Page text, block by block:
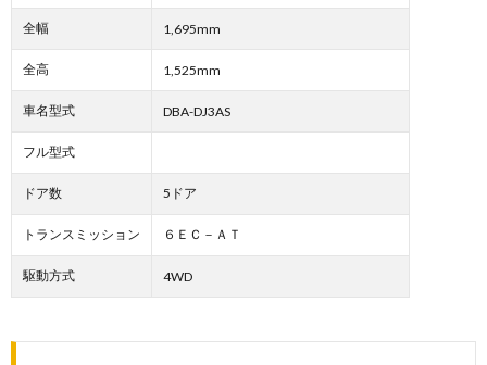
全幅 1,695mm
全高 1,525mm
車名型式 DBA-DJ3AS
フル型式
ドア数 5ドア
トランスミッション ６ＥＣ－ＡＴ
駆動方式 4WD